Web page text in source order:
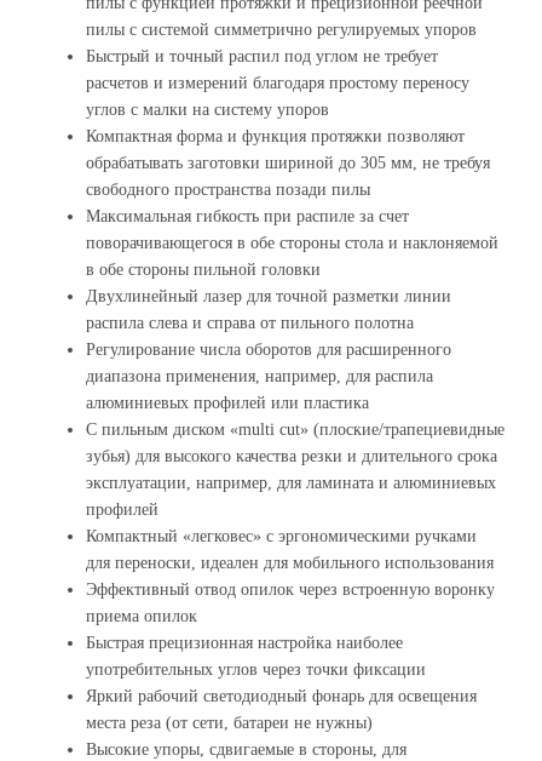
пилы с системой симметрично регулируемых упоров
Быстрый и точный распил под углом не требует
расчетов и измерений благодаря простому переносу
углов с малки на систему упоров
Компактная форма и функция протяжки позволяют
обрабатывать заготовки шириной до 305 мм, не требуя
свободного пространства позади пилы
Максимальная гибкость при распиле за счет
поворачивающегося в обе стороны стола и наклоняемой
в обе стороны пильной головки
Двухлинейный лазер для точной разметки линии
распила слева и справа от пильного полотна
Регулирование числа оборотов для расширенного
диапазона применения, например, для распила
алюминиевых профилей или пластика
С пильным диском «multi cut» (плоские/трапециевидные
зубья) для высокого качества резки и длительного срока
эксплуатации, например, для ламината и алюминиевых
профилей
Компактный «легковес» с эргономическими ручками
для переноски, идеален для мобильного использования
Эффективный отвод опилок через встроенную воронку
приема опилок
Быстрая прецизионная настройка наиболее
употребительных углов через точки фиксации
Яркий рабочий светодиодный фонарь для освещения
места реза (от сети, батареи не нужны)
Высокие упоры, сдвигаемые в стороны, для